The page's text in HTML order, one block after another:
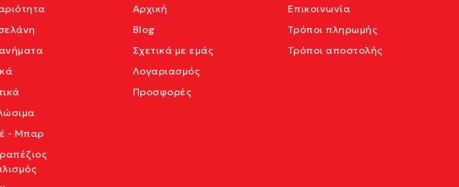
- Μπαρ
Αρχική
Blog
Σχετικά με εμάς
Λογαριασμός
Προσφορές
Επικοινωνία
Τρόποι πληρωμής
Τρόποι αποστολής